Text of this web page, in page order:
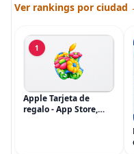
Ver rankings por ciudad
1
Apple Tarjeta de
regalo - App Store,